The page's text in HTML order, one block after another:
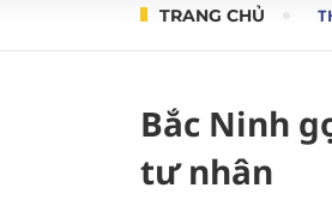
TRANG CHỦ
Bắc Ninh
tư nhân